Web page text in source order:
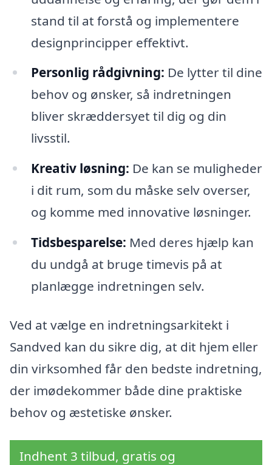
stand til at forstå og implementere
designprincipper effektivt.
Personlig rådgivning: De lytter til dine
behov og ønsker, så indretningen
bliver skræddersyet til dig og din
livsstil.
Kreativ løsning: De kan se muligheder
i dit rum, som du måske selv overser,
og komme med innovative løsninger.
Tidsbesparelse: Med deres hjælp kan
du undgå at bruge timevis på at
planlægge indretningen selv.
Ved at vælge en indretningsarkitekt i
Sandved kan du sikre dig, at dit hjem eller
din virksomhed får den bedste indretning,
der imødekommer både dine praktiske
behov og æstetiske ønsker.
Indhent 3 tilbud, gratis og